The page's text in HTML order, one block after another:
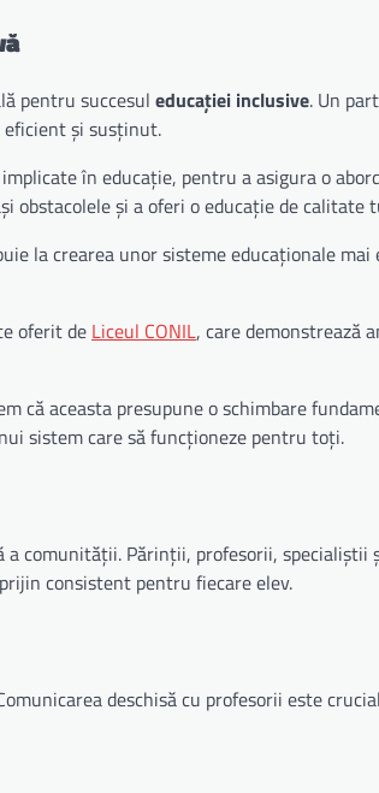
pentru succesul educației inclusive. Un
eficient și susținut.
în educație, pentru a asigura o
obstacolele și a oferi o educație de calitate
la crearea unor sisteme educaționale
oferit de Liceul CONIL, care demonstrează
că aceasta presupune o schimbare
sistem care să funcționeze pentru toți.
comunității. Părinții, profesorii, specialiștii
consistent pentru fiecare elev.
deschisă cu profesorii este